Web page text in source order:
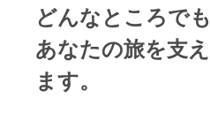
どんなところでも
あなたの旅を支え
ます。